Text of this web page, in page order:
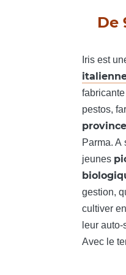
De
Iris est
pestos,
Parma. A
jeunes
gestion,
cultiver
leur
Avec le